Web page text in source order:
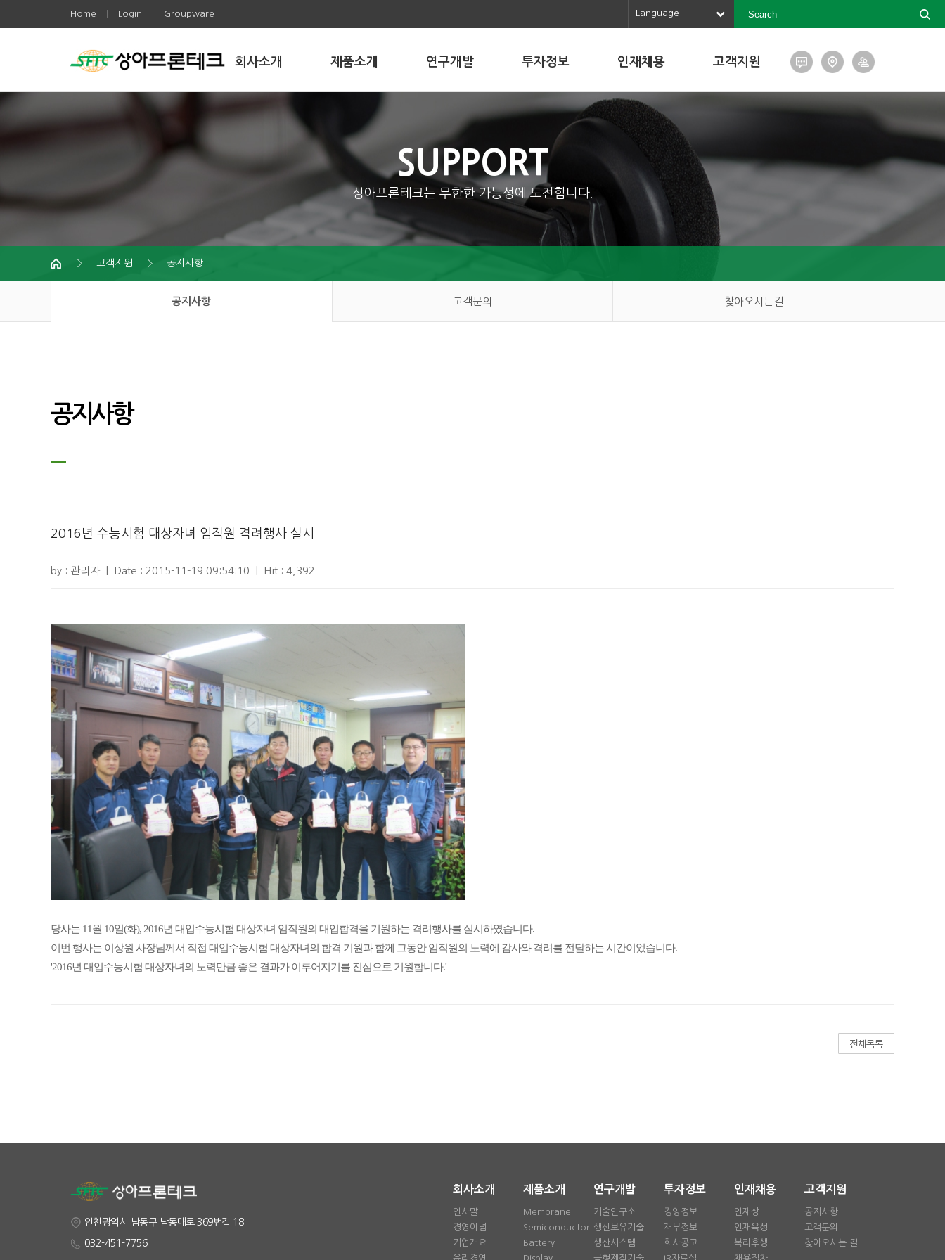
Home Login Groupware Language
회사소개 제품소개 연구개발 투자정보 인재채용 고객지원
SUPPORT
상아프론테크는 무한한 가능성에 도전합니다.
고객지원 공지사항
공지사항 고객문의 찾아오시는길
공지사항
2016년 수능시험 대상자녀 임직원 격려행사 실시
by : 관리자 Date : 2015-11-19 09:54:10 Hit : 4,392
당사는 11월 10일(화), 2016년 대입수능시험 대상자녀 임직원의 대입합격을 기원하는 격려행사를 실시하였습니다.
이번 행사는 이상원 사장님께서 직접 대입수능시험 대상자녀의 합격 기원과 함께 그동안 임직원의 노력에 감사와 격려를 전달하는 시간이었습니다.
'2016년 대입수능시험 대상자녀의 노력만큼 좋은 결과가 이루어지기를 진심으로 기원합니다.'
인천광역시 남동구 남동대로 369번길 18
032-451-7756
회사소개
인사말
경영이념
기업개요
제품소개
Membrane
Semiconductor
Battery
연구개발
기술연구소
생산보유기술
생산시스템
투자정보
경영정보
재무정보
회사공고
인재채용
인재상
인재육성
복리후생
고객지원
공지사항
고객문의
찾아오시는 길